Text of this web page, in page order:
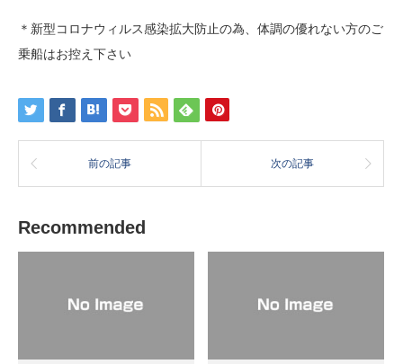
＊新型コロナウィルス感染拡大防止の為、体調の優れない方のご
乗船はお控え下さい
前の記事 次の記事
Recommended